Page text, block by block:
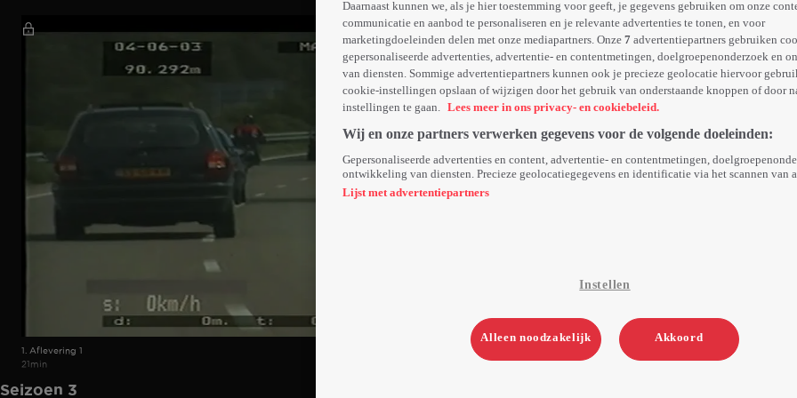
1. Aflevering 1
21min
Vr 06 mrt 26
2. Aflevering 2
Seizoen 3
Daarnaast kunnen we, als je hier toestemming voor geeft, je gegevens gebruiken om onze
communicatie en aanbod te personaliseren en je relevante advertenties te tonen, en voor
marketingdoeleinden delen met onze mediapartners. Onze 7 advertentiepartners gebruiken
gepersonaliseerde advertenties, advertentie- en contentmetingen, doelgroepenonderzoek en
van diensten. Sommige advertentiepartners kunnen ook je precieze geolocatie hiervoor
cookie-instellingen opslaan of wijzigen door het gebruik van onderstaande knoppen of door
instellingen te gaan. Lees meer in ons privacy- en cookiebeleid.
Wij en onze partners verwerken gegevens voor de volgende doeleinden:
Gepersonaliseerde advertenties en content, advertentie- en contentmetingen,
ontwikkeling van diensten. Precieze geolocatiegegevens en identificatie via het scannen van
Lijst met advertentiepartners
Instellen
Alleen noodzakelijk Akkoord